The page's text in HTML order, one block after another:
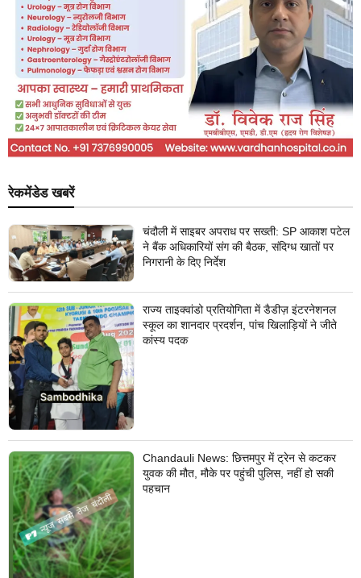
रेकमेंडेड खबरें
चंदौली में साइबर अपराध पर सख्ती: SP आकाश पटेल
ने बैंक अधिकारियों संग की बैठक, संदिग्ध खातों पर
निगरानी के दिए निर्देश
राज्य ताइक्वांडो प्रतियोगिता में डैडीज़ इंटरनेशनल
स्कूल का शानदार प्रदर्शन, पांच खिलाड़ियों ने जीते
कांस्य पदक
Chandauli News: छित्तमपुर में ट्रेन से कटकर
युवक की मौत, मौके पर पहुंची पुलिस, नहीं हो सकी
पहचान